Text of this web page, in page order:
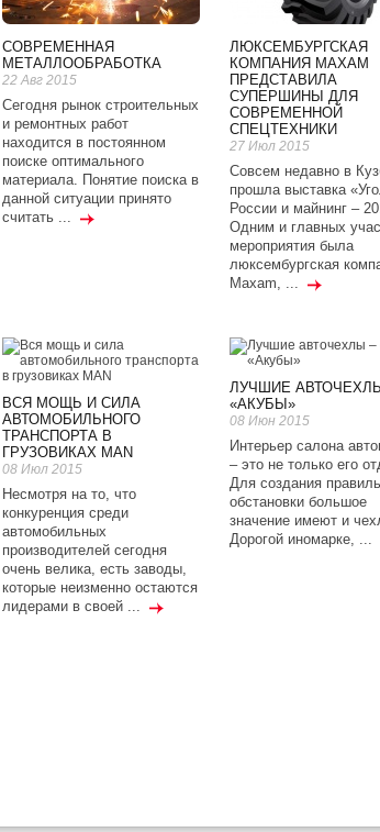
СОВРЕМЕННАЯ
МЕТАЛЛООБРАБОТКА
22 Авг 2015
Сегодня рынок строительных
и ремонтных работ
находится в постоянном
поиске оптимального
материала. Понятие поиска в
данной ситуации принято
считать ...
ЛЮКСЕМБУРГСКАЯ
КОМПАНИЯ MAXAM
ПРЕДСТАВИЛА
СУПЕРШИНЫ ДЛЯ
СОВРЕМЕННОЙ
СПЕЦТЕХНИКИ
27 Июл 2015
Совсем недавно в
прошла выставка
России и майнинг –
Одним и главных
мероприятия была
люксембургская
Maxam, ...
ВСЯ МОЩЬ И СИЛА
АВТОМОБИЛЬНОГО
ТРАНСПОРТА В
ГРУЗОВИКАХ MAN
08 Июл 2015
Несмотря на то, что
конкуренция среди
автомобильных
производителей сегодня
очень велика, есть заводы,
которые неизменно остаются
лидерами в своей ...
ЛУЧШИЕ
«АКУБЫ»
08 Июн 2015
Интерьер салона
– это не только его
Для создания
обстановки большое
значение имеют и
Дорогой иномарке, ...